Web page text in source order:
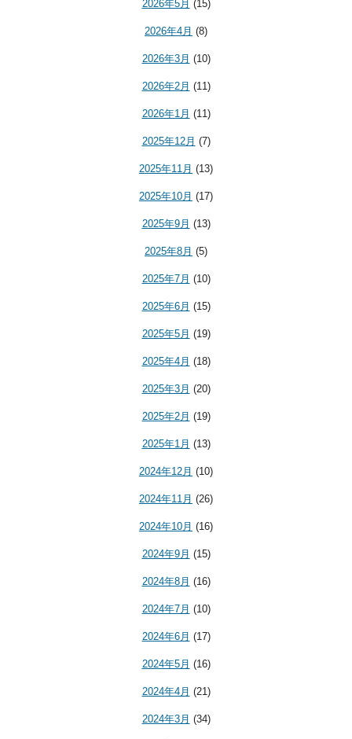
2026年5月 (15)
2026年4月 (8)
2026年3月 (10)
2026年2月 (11)
2026年1月 (11)
2025年12月 (7)
2025年11月 (13)
2025年10月 (17)
2025年9月 (13)
2025年8月 (5)
2025年7月 (10)
2025年6月 (15)
2025年5月 (19)
2025年4月 (18)
2025年3月 (20)
2025年2月 (19)
2025年1月 (13)
2024年12月 (10)
2024年11月 (26)
2024年10月 (16)
2024年9月 (15)
2024年8月 (16)
2024年7月 (10)
2024年6月 (17)
2024年5月 (16)
2024年4月 (21)
2024年3月 (34)